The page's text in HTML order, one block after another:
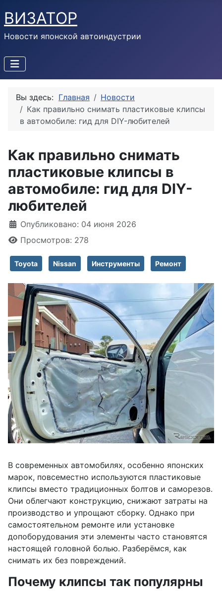
ВИЗАТОР
Новости японской автоиндустрии
Вы здесь: Главная
Новости
Как правильно снимать пластиковые клипсы
в автомобиле: гид для DIY-любителей
Как правильно снимать
пластиковые клипсы в
автомобиле: гид для DIY-
любителей
Информация о материале
Опубликовано: 04 июня 2026
Просмотров: 278
Toyota Nissan Инструменты Ремонт
В современных автомобилях, особенно японских
марок, повсеместно используются пластиковые
клипсы вместо традиционных болтов и саморезов.
Они облегчают конструкцию, снижают затраты на
производство и упрощают сборку. Однако при
самостоятельном ремонте или установке
допоборудования эти элементы часто становятся
настоящей головной болью. Разберёмся, как
снимать их без повреждений.
Почему клипсы так популярны